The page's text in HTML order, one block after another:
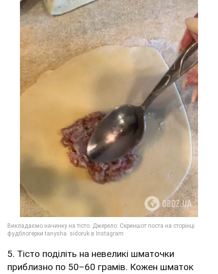
5. Тісто поділіть на невеликі шматочки
приблизно по 50–60 грамів. Кожен шматок